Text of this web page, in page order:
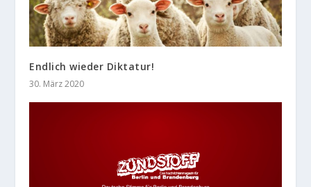
Endlich wieder Diktatur!
30. März 2020